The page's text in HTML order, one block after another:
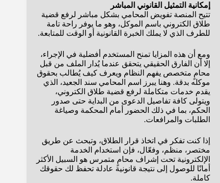
إمكانية التمثيل القانوني المباشر
تتيح المنصة تفويض المحامي بشكل مباشر لرفع قضية
طلاق الكتروني باسم الموكل، وهو ما يوفر راحة تامة
للطرف الذي لا يملك الخبرة القانونية أو الوقت للمتابعة.
ومع أن هذه المزايا تمنح المستخدم أفضلية في الإجراء،
إلا أن الفارق الحقيقي يتحقق عندما يُدار الملف من قبل
محامٍ متخصص يفهم النظام ويعرف كيف يُطالب بحقوق
موكله بدقة. وهنا يبرز اسم المحامي سند الجعيد، الذي
يقدم خدمات متكاملة لرفع قضية طلاق الكتروني،
ويتولى كافة تفاصيل الدعوى من البداية حتى صدور
الحكم، بما في ذلك الحضور أمام المحكمة وصياغة
الطلبات والمرافعات.
إذا كنت تفكر في اتخاذ قرار الطلاق، وتبحث عن طريق
مختصر، منظم، وفعّال، فإن استخدام الخدمة
الإلكترونية تحت إشراف محامٍ متمرس هو السبيل الأكثر
أمانًا للوصول إلى نتيجة قانونية عادلة تحفظ لك حقوقك
كاملة.